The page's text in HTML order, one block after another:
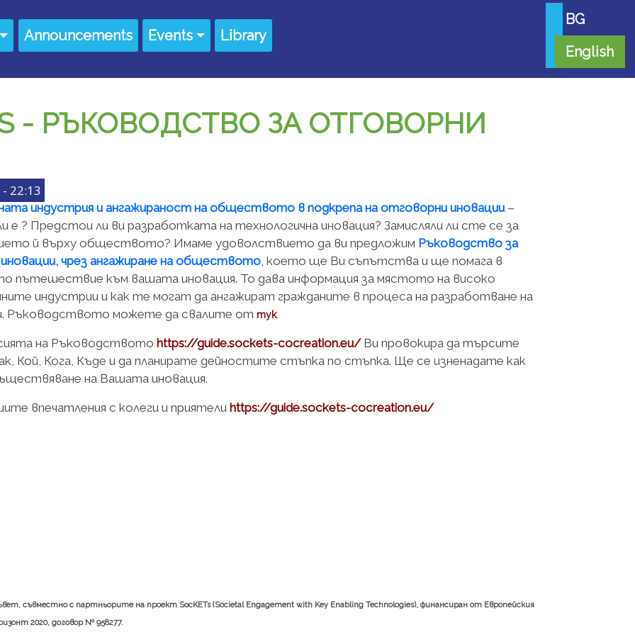
Announcements Events Library
BG
English
- РЪКОВОДСТВО ЗА ОТГОВОРНИ
22:13
индустрия и ангажираност на обществото в подкрепа на отговорни иновации –
е ? Предстои ли ви разработката на технологична иновация? Замисляли ли сте се за
й върху обществото? Имаме удоволствието да ви предложим Ръководство за
чрез ангажиране на обществото, което ще Ви съпътства и ще помага в
пътешествие към вашата иновация. То дава информация за мястото на високо
индустрии и как те могат да ангажират гражданите в процеса на разработване на
Ръководството можете да свалите от тук.
на Ръководството https://guide.sockets-cocreation.eu/ Ви провокира да търсите
Кой, Кога, Къде и да планирате дейностите стъпка по стъпка. Ще се изненадате как
на Вашата иновация.
впечатления с колеги и приятели https://guide.sockets-cocreation.eu/
съвместно с партньорите на проект SocKETs (Societal Engagement with Key Enabling Technologies), финансиран от Европейския
2020, договор № 958277.